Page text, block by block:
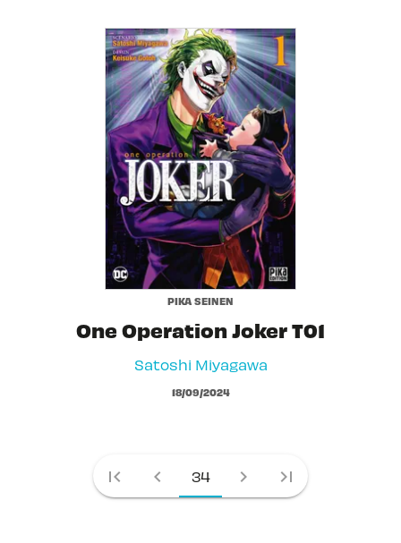
PIKA SEINEN
One Operation Joker T01
Satoshi Miyagawa
18/09/2024
first_page chevron_left 34 chevron_right last_page